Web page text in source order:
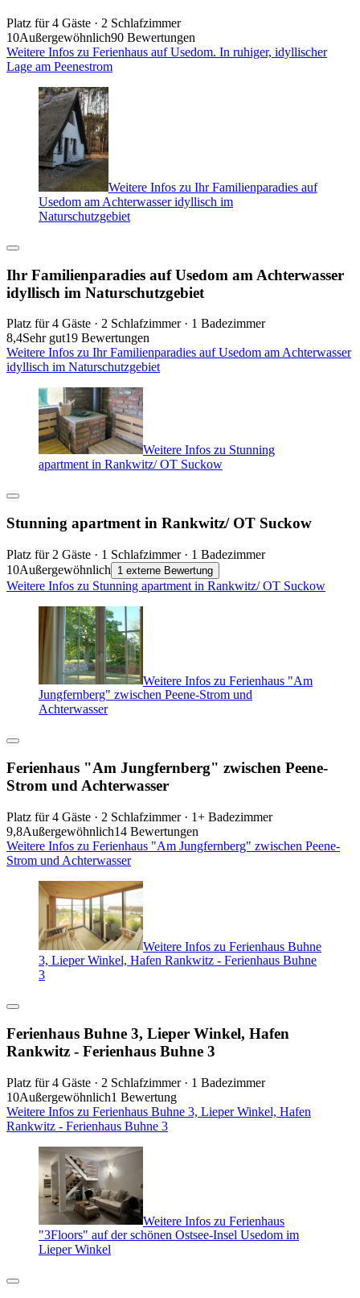
Platz für 4 Gäste · 2 Schlafzimmer
10Außergewöhnlich90 Bewertungen
Weitere Infos zu Ferienhaus auf Usedom. In ruhiger, idyllischer
Lage am Peenestrom
Weitere Infos zu Ihr Familienparadies auf
Usedom am Achterwasser idyllisch im
Naturschutzgebiet
Ihr Familienparadies auf Usedom am Achterwasser
idyllisch im Naturschutzgebiet
Platz für 4 Gäste · 2 Schlafzimmer · 1 Badezimmer
8,4Sehr gut19 Bewertungen
Weitere Infos zu Ihr Familienparadies auf Usedom am Achterwasser
idyllisch im Naturschutzgebiet
Weitere Infos zu Stunning
apartment in Rankwitz/ OT Suckow
Stunning apartment in Rankwitz/ OT Suckow
Platz für 2 Gäste · 1 Schlafzimmer · 1 Badezimmer
10Außergewöhnlich 1 externe Bewertung
Weitere Infos zu Stunning apartment in Rankwitz/ OT Suckow
Weitere Infos zu Ferienhaus "Am
Jungfernberg" zwischen Peene-Strom und
Achterwasser
Ferienhaus "Am Jungfernberg" zwischen Peene-
Strom und Achterwasser
Platz für 4 Gäste · 2 Schlafzimmer · 1+ Badezimmer
9,8Außergewöhnlich14 Bewertungen
Weitere Infos zu Ferienhaus "Am Jungfernberg" zwischen Peene-
Strom und Achterwasser
Weitere Infos zu Ferienhaus Buhne
3, Lieper Winkel, Hafen Rankwitz - Ferienhaus Buhne
3
Ferienhaus Buhne 3, Lieper Winkel, Hafen
Rankwitz - Ferienhaus Buhne 3
Platz für 4 Gäste · 2 Schlafzimmer · 1 Badezimmer
10Außergewöhnlich1 Bewertung
Weitere Infos zu Ferienhaus Buhne 3, Lieper Winkel, Hafen
Rankwitz - Ferienhaus Buhne 3
Weitere Infos zu Ferienhaus
"3Floors" auf der schönen Ostsee-Insel Usedom im
Lieper Winkel